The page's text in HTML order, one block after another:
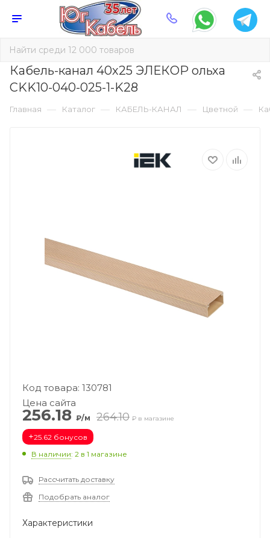
Кабель-канал 40х25 ЭЛЕКОР ольха
CKK10-040-025-1-K28
Главная — Каталог — КАБЕЛЬ-КАНАЛ — Цветной —
Код товара: 130781
Цена сайта
256.18 ₽/м 264.10 ₽ в магазине
+25.62 бонусов
В наличии: 2 в 1 магазине
Рассчитать доставку
Подобрать аналог
Характеристики